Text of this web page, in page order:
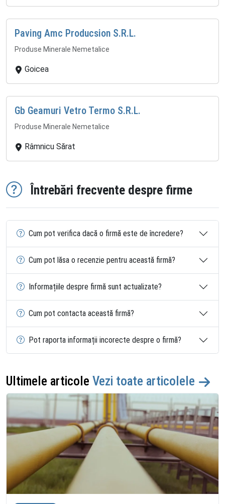
Paving Amc Producsion S.R.L.
Produse Minerale Nemetalice
Goicea
Gb Geamuri Vetro Termo S.R.L.
Produse Minerale Nemetalice
Râmnicu Sărat
Întrebări frecvente despre firme
Cum pot verifica dacă o firmă este de încredere?
Cum pot lăsa o recenzie pentru această firmă?
Informațiile despre firmă sunt actualizate?
Cum pot contacta această firmă?
Pot raporta informații incorecte despre o firmă?
Ultimele articole Vezi toate articolele